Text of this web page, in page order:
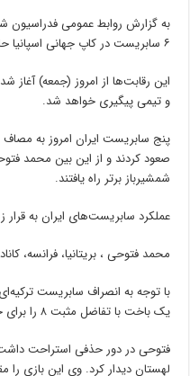
به گزارش روابط عمومی فدراسیون
۶ سابریست در کاپ جهانی اسپانیا حاضر شده است.
این رقابت‌ها از امروز (جمعه)
و تیمی پیگیری خواهد شد.
پنج سابریست ایران امروز به مصاف
شمشیرباز برتر راه یافتند.
عملکرد سابریست‌های ایران به قرار
محمد فتوحی ، بریتانیا، فرانسه،
یک باخت با تفاضل مثبت ۸ را برای خود ثبت کرد.
فتوحی در دور حذفی استراحت داشت